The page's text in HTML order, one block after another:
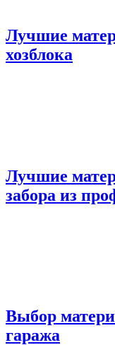
Лучшие
хозблока
Лучшие
забора из
Выбор
гаража